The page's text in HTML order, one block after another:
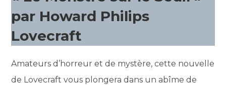
par Howard Philips
Lovecraft
Amateurs d’horreur et de mystère, cette nouvelle
de Lovecraft vous plongera dans un abîme de